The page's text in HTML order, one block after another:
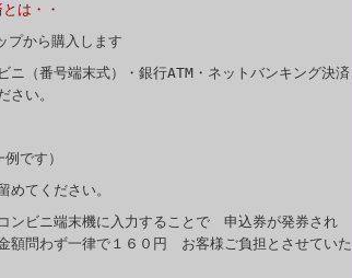
は・・
プから購入します
（番号端末式）・銀行ATM・ネットバンキング決済
い。
です）
てください。
ンビニ端末機に入力することで 申込券が発券され
額問わず一律で１６０円 お客様ご負担とさせていた